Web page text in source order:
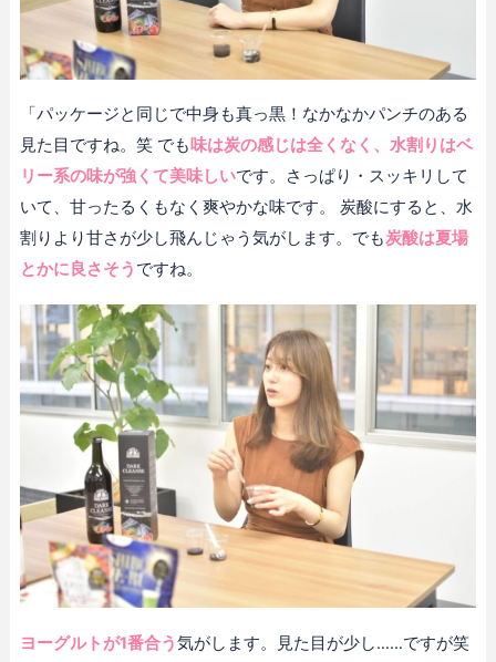
「パッケージと同じで中身も真っ黒！なかなかパンチのある
見た目ですね。笑 でも味は炭の感じは全くなく、水割りはベ
リー系の味が強くて美味しいです。さっぱり・スッキリして
いて、甘ったるくもなく爽やかな味です。 炭酸にすると、水
割りより甘さが少し飛んじゃう気がします。でも炭酸は夏場
とかに良さそう ですね。
ヨーグルトが1番合う気がします。見た目が少し……ですが笑